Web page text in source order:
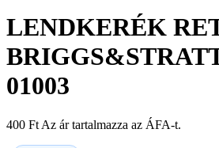
LENDKERÉK
01003
400 Ft Az ár tartalmazza az ÁFA-t.